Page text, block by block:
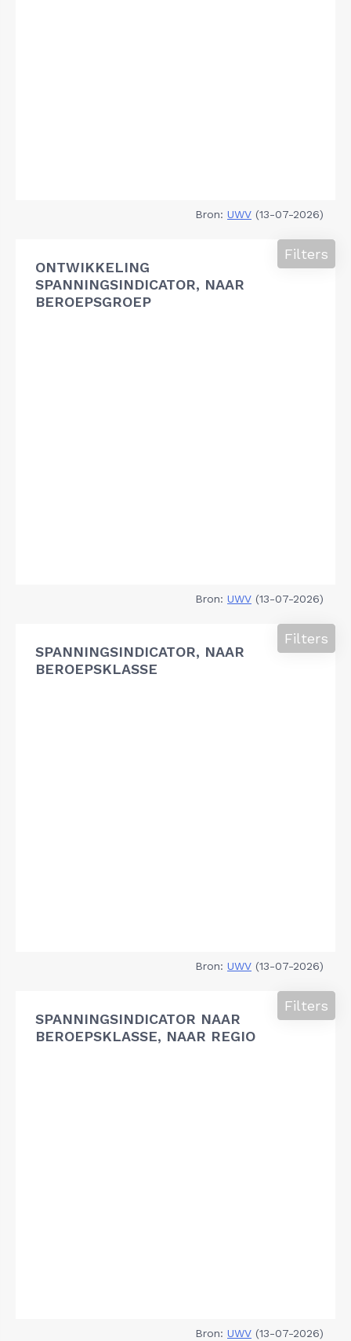
Bron: UWV (13-07-2026)
ONTWIKKELING
SPANNINGSINDICATOR, NAAR
BEROEPSGROEP
Filters
Bron: UWV (13-07-2026)
SPANNINGSINDICATOR, NAAR
BEROEPSKLASSE
Filters
Bron: UWV (13-07-2026)
SPANNINGSINDICATOR NAAR
BEROEPSKLASSE, NAAR REGIO
Filters
Bron: UWV (13-07-2026)